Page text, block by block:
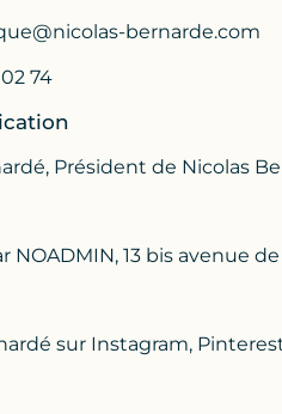
bernarde.com
74
Président de Nicolas
NOADMIN, 13 bis avenue
sur Instagram,